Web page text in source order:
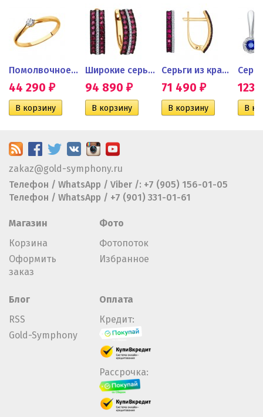
Помолвочное кольцо из...
44 290 ₽
Широкие серьги из красного...
94 890 ₽
Серьги из красного золота с...
71 490 ₽ 123
zakaz@gold-symphony.ru
Телефон / WhatsApp / Viber /: +7 (905) 156-01-05
Телефон / WhatsApp / +7 (901) 331-01-61
Магазин
Корзина
Оформить
заказ
Фото
Фотопоток
Избранное
Блог
RSS
Gold-Symphony
Оплата
Кредит:
Рассрочка: